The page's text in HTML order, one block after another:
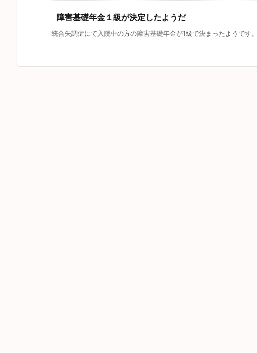
障害基礎年金１級が決定したようだ
統合失調症にて入院中の方の障害基礎年金が1級で決まったようです